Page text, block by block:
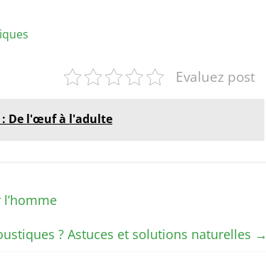
Evaluez post
: De l'œuf à l'adulte
? Astuces et solutions naturelles →